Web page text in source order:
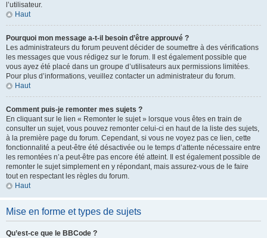
l’utilisateur.
Haut
Pourquoi mon message a-t-il besoin d’être approuvé ?
Les administrateurs du forum peuvent décider de soumettre à des vérifications
les messages que vous rédigez sur le forum. Il est également possible que
vous ayez été placé dans un groupe d’utilisateurs aux permissions limitées.
Pour plus d’informations, veuillez contacter un administrateur du forum.
Haut
Comment puis-je remonter mes sujets ?
En cliquant sur le lien « Remonter le sujet » lorsque vous êtes en train de
consulter un sujet, vous pouvez remonter celui-ci en haut de la liste des sujets,
à la première page du forum. Cependant, si vous ne voyez pas ce lien, cette
fonctionnalité a peut-être été désactivée ou le temps d’attente nécessaire entre
les remontées n’a peut-être pas encore été atteint. Il est également possible de
remonter le sujet simplement en y répondant, mais assurez-vous de le faire
tout en respectant les règles du forum.
Haut
Mise en forme et types de sujets
Qu’est-ce que le BBCode ?